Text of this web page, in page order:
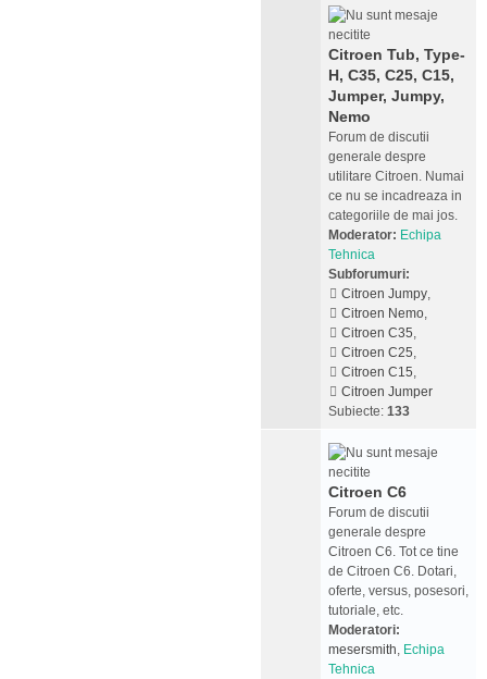
Citroen Tub, Type-
H, C35, C25, C15,
Jumper, Jumpy,
Nemo
Forum de discutii
generale despre
utilitare Citroen. Numai
ce nu se incadreaza in
categoriile de mai jos.
Moderator: Echipa
Tehnica
Subforumuri:
Citroen Jumpy,
Citroen Nemo,
Citroen C35,
Citroen C25,
Citroen C15,
Citroen Jumper
Subiecte: 133
Citroen C6
Forum de discutii
generale despre
Citroen C6. Tot ce tine
de Citroen C6. Dotari,
oferte, versus, posesori,
tutoriale, etc.
Moderatori:
mesersmith, Echipa
Tehnica